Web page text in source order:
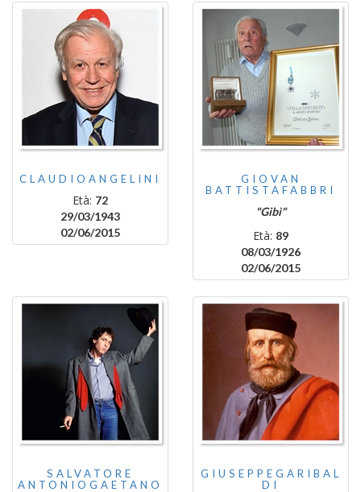
CLAUDIOANGELINI
Età: 72
29/03/1943
02/06/2015
GIOVAN
BATTISTAFABBRI
"Gibì"
Età: 89
08/03/1926
02/06/2015
SALVATORE
ANTONIOGAETANO
GIUSEPPEGARIBAL
DI